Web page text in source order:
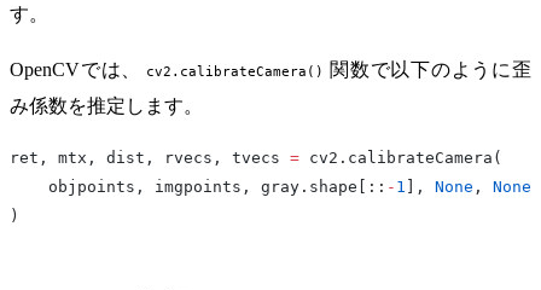
す。
OpenCVでは、 cv2.calibrateCamera() 関数で以下のように歪
み係数を推定します。
ret, mtx, dist, rvecs, tvecs = cv2.calibrateCamera(
    objpoints, imgpoints, gray.shape[::
- 1 ], None , None
)